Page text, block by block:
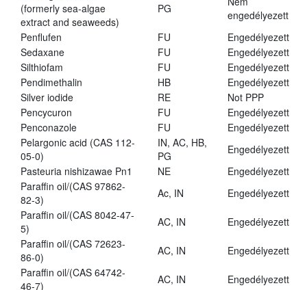
(formerly sea-algae
extract and seaweeds)
PG
engedélyezett
Penflufen
FU
Engedélyezett
Sedaxane
FU
Engedélyezett
Silthiofam
FU
Engedélyezett
Pendimethalin
HB
Engedélyezett
Silver iodide
RE
Not PPP
Pencycuron
FU
Engedélyezett
Penconazole
FU
Engedélyezett
Pelargonic acid (CAS 112-
05-0)
IN, AC, HB,
PG
Engedélyezett
Pasteuria nishizawae Pn1
NE
Engedélyezett
Paraffin oil/(CAS 97862-
82-3)
Ac, IN
Engedélyezett
Paraffin oil/(CAS 8042-47-
5)
AC, IN
Engedélyezett
Paraffin oil/(CAS 72623-
86-0)
AC, IN
Engedélyezett
Paraffin oil/(CAS 64742-
46-7)
AC, IN
Engedélyezett